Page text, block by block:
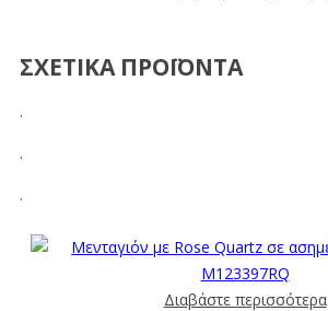
ΣΧΕΤΙΚΑ ΠΡΟΪΟΝΤΑ
.
.
.
Διαβάστε περισσότερα